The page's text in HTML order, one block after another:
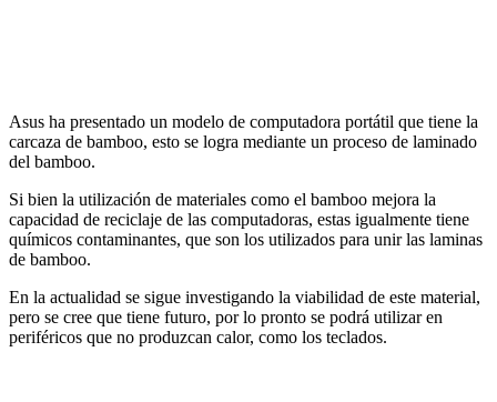
Asus ha presentado un modelo de computadora portátil que tiene la
carcaza de bamboo, esto se logra mediante un proceso de laminado
del bamboo.
Si bien la utilización de materiales como el bamboo mejora la
capacidad de reciclaje de las computadoras, estas igualmente tiene
químicos contaminantes, que son los utilizados para unir las laminas
de bamboo.
En la actualidad se sigue investigando la viabilidad de este material,
pero se cree que tiene futuro, por lo pronto se podrá utilizar en
periféricos que no produzcan calor, como los teclados.